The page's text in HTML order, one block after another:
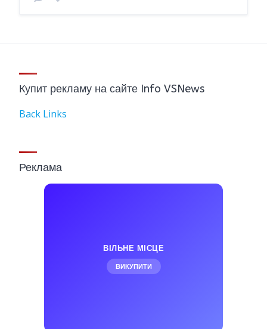
Купит рекламу на сайте Info VSNews
Back Links
Реклама
ВІЛЬНЕ МІСЦЕ
ВИКУПИТИ